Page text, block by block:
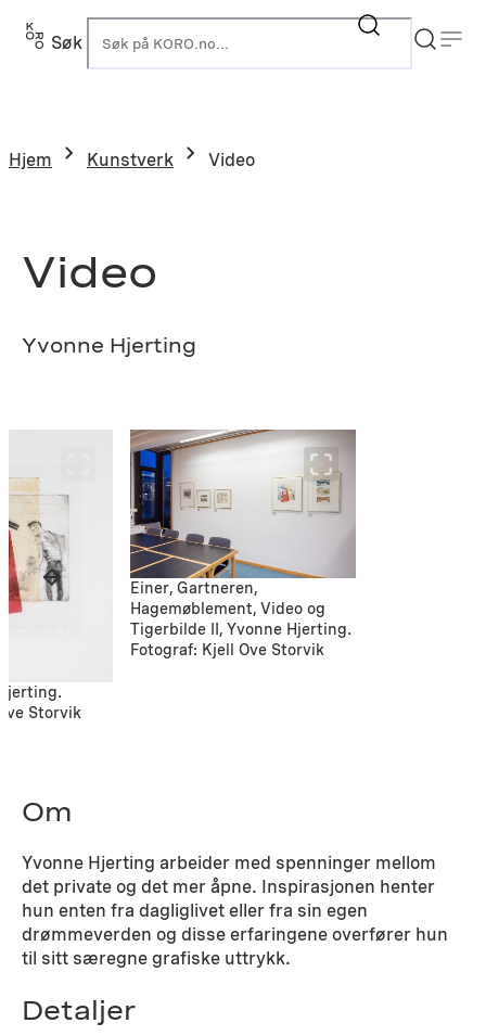
Hopp
Søk
Hjem Kunstverk Video
Video
Yvonne Hjerting
Storvik
Einer, Gartneren,
Hagemøblement, Video og
Tigerbilde II, Yvonne Hjerting.
Fotograf: Kjell Ove Storvik
Om
Yvonne Hjerting arbeider med spenninger mellom
det private og det mer åpne. Inspirasjonen henter
hun enten fra dagliglivet eller fra sin egen
drømmeverden og disse erfaringene overfører hun
til sitt særegne grafiske uttrykk.
Detaljer